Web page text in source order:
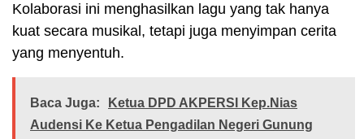
Kolaborasi ini menghasilkan lagu yang tak hanya
kuat secara musikal, tetapi juga menyimpan cerita
yang menyentuh.
Baca Juga:
Ketua DPD AKPERSI Kep.Nias
Audensi Ke Ketua Pengadilan Negeri Gunung